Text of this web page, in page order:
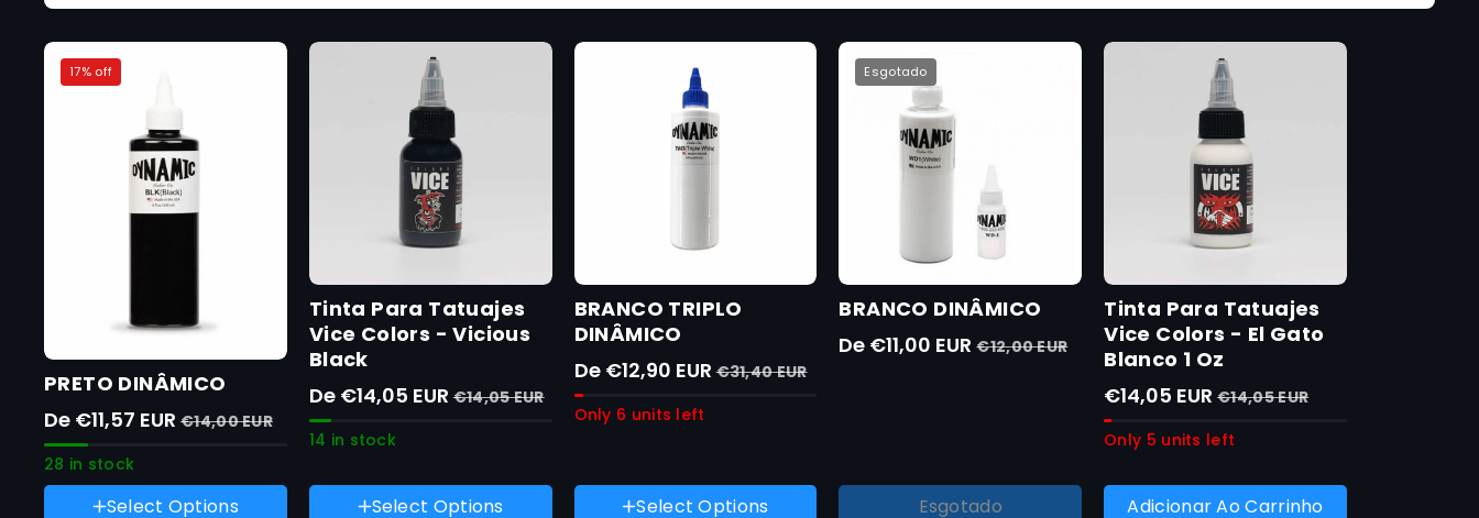
17% off
PRETO DINÂMICO
De €11,57 EUR €14,00 EUR
28 in stock
Peso :1 onça
Select Options
Tinta Para Tatuajes
Vice Colors - Vicious
Black
De €14,05 EUR€14,05 EUR
14 in stock
30 mlVariante
Select Options
BRANCO TRIPLO
DINÂMICO
De €12,90 EUR€31,40 EUR
Only 6 units left
Peso :8 onças
Select Options
Esgotado
BRANCO DINÂMICO
De €11,00 EUR€12,00 EUR
8 onças
Esgotado
Tinta Para Tatuajes
Vice Colors - El Gato
Blanco 1 Oz
€14,05 EUR€14,05 EUR
Only 5 units left
Adicionar Ao Carrinho